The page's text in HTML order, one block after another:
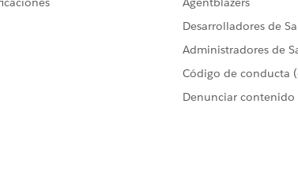
）ごとに分割
いかがでしょうか。